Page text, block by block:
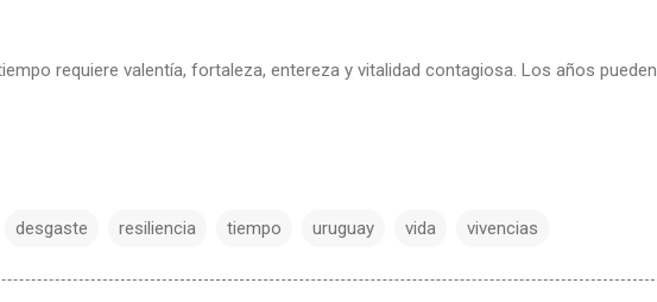
requiere valentía, fortaleza, entereza y vitalidad contagiosa. Los años pueden
desgaste resiliencia tiempo uruguay vida vivencias